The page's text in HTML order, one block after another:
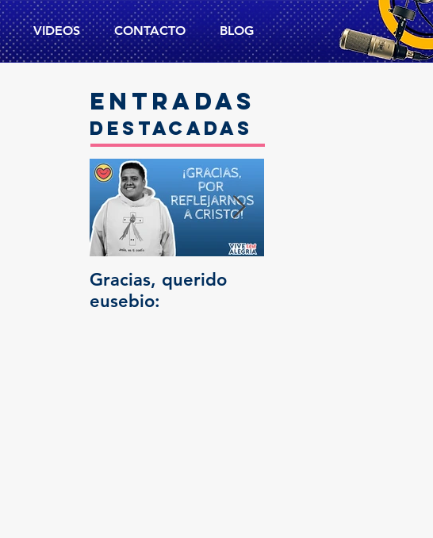
VIDEOS CONTACTO BLOG
Entradas
destacadas
Gracias, querido
eusebio: